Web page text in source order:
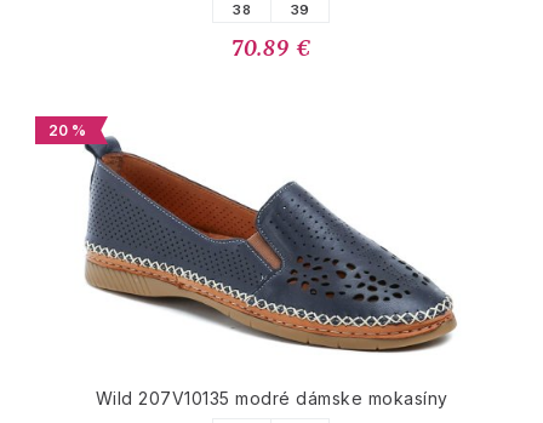
38 39
70.89 €
20 %
Wild 207V10135 modré dámske mokasíny